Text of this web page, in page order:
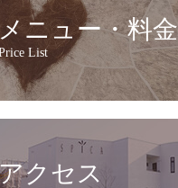
メニュー・料金
List
クセス